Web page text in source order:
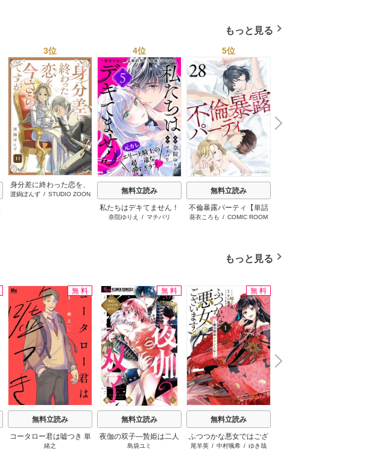
もっと見る
3位
身分差に終わった恋を、
今さらですが。
渡鍋ぽんず/ STUDIO ZOON
4位
無料立読み
私たちはデキてません！
～初夜失敗した元婚約者
奈院ゆりえ / マチバリ
5位
無料立読み
不倫暴露パーティ【単話
版】
葵衣ころも / COMIC ROOM
N
e
x
t
もっと見る
無料
無料立読み
コータロー君は嘘つき 単
行本版
緒之
無料
無料立読み
夜伽の双子―贄姫は二人
の王子に愛される―
島袋ユミ
無料
無料立読み
ふつつかな悪女ではござ
いますが ～雛宮蝶鼠とり
尾羊英 / 中村颯希 / ゆき哉
N
e
x
t